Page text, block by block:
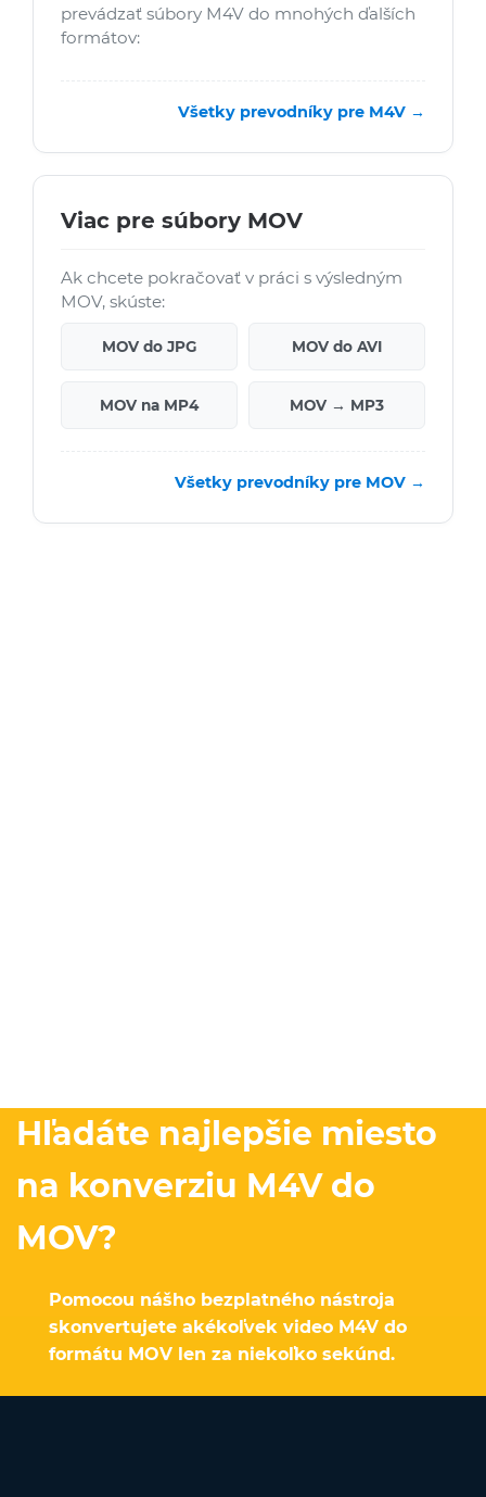
prevádzať súbory M4V do mnohých ďalších
formátov:
Všetky prevodníky pre M4V →
Viac pre súbory MOV
Ak chcete pokračovať v práci s výsledným
MOV, skúste:
MOV do JPG MOV do AVI
MOV na MP4 MOV → MP3
Všetky prevodníky pre MOV →
Hľadáte najlepšie miesto
na konverziu M4V do
MOV?
Pomocou nášho bezplatného nástroja
skonvertujete akékoľvek video M4V do
formátu MOV len za niekoľko sekúnd.